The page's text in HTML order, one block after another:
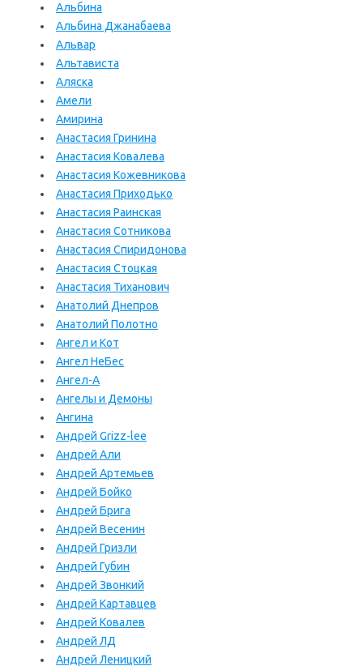
Альбина
Альбина Джанабаева
Альвар
Альтависта
Аляска
Амели
Амирина
Анастасия Гринина
Анастасия Ковалева
Анастасия Кожевникова
Анастасия Приходько
Анастасия Раинская
Анастасия Сотникова
Анастасия Спиридонова
Анастасия Стоцкая
Анастасия Тиханович
Анатолий Днепров
Анатолий Полотно
Ангел и Кот
Ангел НеБес
Ангел-А
Ангелы и Демоны
Ангина
Андрей Grizz-lee
Андрей Али
Андрей Артемьев
Андрей Бойко
Андрей Брига
Андрей Весенин
Андрей Гризли
Андрей Губин
Андрей Звонкий
Андрей Картавцев
Андрей Ковалев
Андрей ЛД
Андрей Леницкий